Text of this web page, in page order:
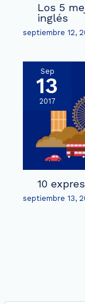
Los 5
inglés
septiembre 12,
Sep
13
2017
10
septiembre 13,